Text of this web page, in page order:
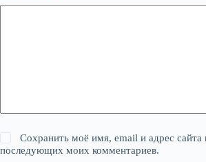
Сохранить моё имя, email и адрес сайта
последующих моих комментариев.